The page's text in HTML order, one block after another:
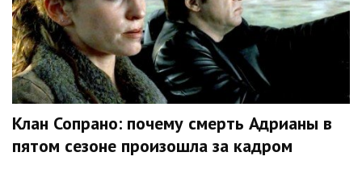
Клан Сопрано: почему смерть Адрианы в
пятом сезоне произошла за кадром